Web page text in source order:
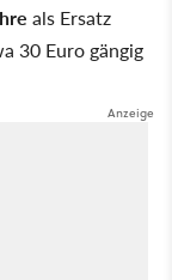
als Ersatz
30 Euro gängig